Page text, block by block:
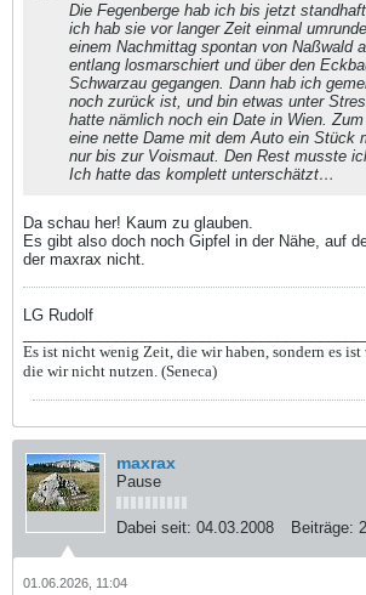
Die Fegenberge hab ich bis jetzt
ich hab sie vor langer Zeit einmal
einem Nachmittag spontan von Naßwald
entlang losmarschiert und über den
Schwarzau gegangen. Dann hab ich
noch zurück ist, und bin etwas unter
hatte nämlich noch ein Date in Wien.
eine nette Dame mit dem Auto ein Stück
nur bis zur Voismaut. Den Rest musste
Ich hatte das komplett unterschätzt…
Da schau her! Kaum zu glauben.
Es gibt also doch noch Gipfel in der Nähe, auf
der maxrax nicht.
LG Rudolf
Es ist nicht wenig Zeit, die wir haben, sondern es
die wir nicht nutzen. (Seneca)
maxrax
Pause
Dabei seit: 04.03.2008 Beiträge:
01.06.2026, 11:04